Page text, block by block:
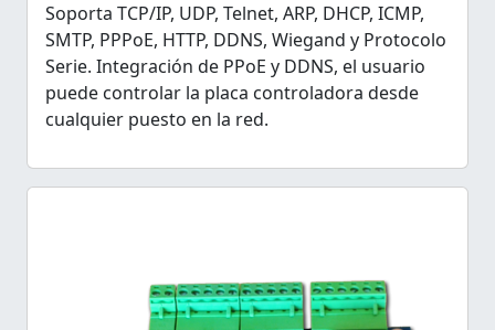
Soporta TCP/IP, UDP, Telnet, ARP, DHCP, ICMP,
SMTP, PPPoE, HTTP, DDNS, Wiegand y Protocolo
Serie. Integración de PPoE y DDNS, el usuario
puede controlar la placa controladora desde
cualquier puesto en la red.